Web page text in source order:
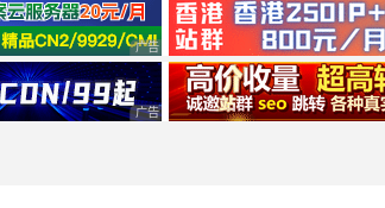
广告 商业广告，理性选择
广告 商业广告，理性选择